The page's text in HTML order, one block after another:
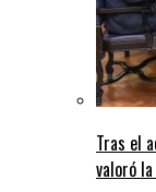
Tras el
valoró